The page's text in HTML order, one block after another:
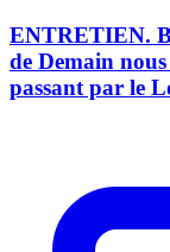
ENTRETIEN.
de Demain
passant par le